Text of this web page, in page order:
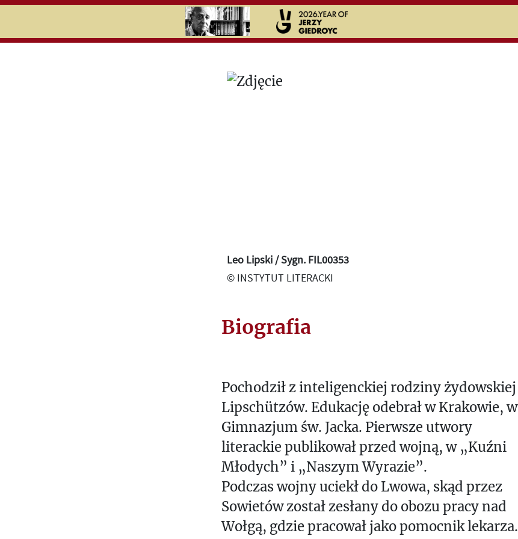
Search
Leo Lipski / Sygn. FIL00353
© INSTYTUT LITERACKI
Biografia
Pochodził z inteligenckiej rodziny żydowskiej
Lipschützów. Edukację odebrał w Krakowie, w
Gimnazjum św. Jacka. Pierwsze utwory
literackie publikował przed wojną, w „Kuźni
Młodych” i „Naszym Wyrazie”.
Podczas wojny uciekł do Lwowa, skąd przez
Sowietów został zesłany do obozu pracy nad
Wołgą, gdzie pracował jako pomocnik lekarza.